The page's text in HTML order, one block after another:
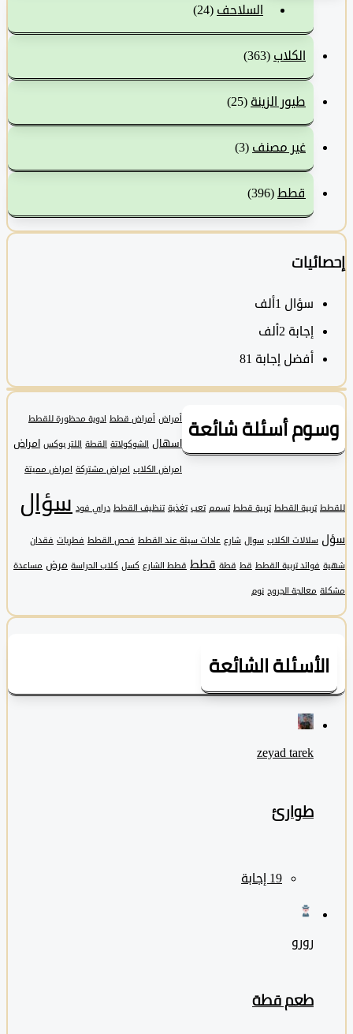
السلاحف(24)
الكلاب(363)
طيور الزينة (25)
غير مصنف(3)
قطط (396)
سؤال1ألف
‫إجابة 2ألف
أفضل إجابة 81
أسئلة شائعة أمراض قطط ادوية محظورة للقطط
اسهال الشوكولاتة القطة اللتر بوكس امراض
امراض الكلاب امراض مشتركة امراض مميتة
تربية القطط تربية قطط تسمم تعب تغذية تنظيف القطط دراي فود سؤال
سلالات الكلاب سوال شارع عادات سيئة عند القطط فحص القطط فطريات فقدان
فوائد تربية القطط قط قطة قطط قطط الشارع كسل كلاب الحراسة مرض مساعدة
معالجة الجروح نوم
الشائعة
zeyad ‎tarek
طوارئ
طعم قطة